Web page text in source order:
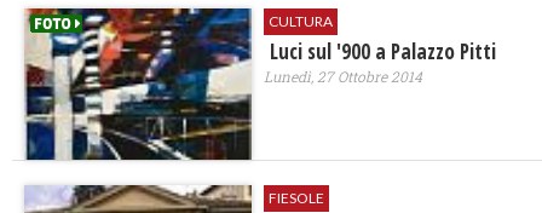
CULTURA
Luci sul '900 a Palazzo Pitti
Lunedì, 27 Ottobre 2014
FIESOLE